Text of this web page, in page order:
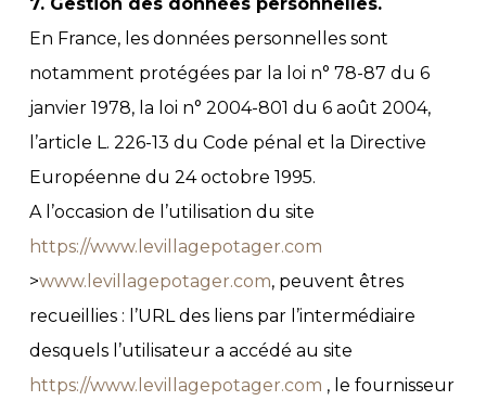
En France, les données personnelles sont
notamment protégées par la loi n° 78-87 du 6
janvier 1978, la loi n° 2004-801 du 6 août 2004,
l’article L. 226-13 du Code pénal et la Directive
Européenne du 24 octobre 1995.
A l’occasion de l’utilisation du site
https://www.levillagepotager.com
>www.levillagepotager.com, peuvent êtres
recueillies : l’URL des liens par l’intermédiaire
desquels l’utilisateur a accédé au site
https://www.levillagepotager.com , le fournisseur